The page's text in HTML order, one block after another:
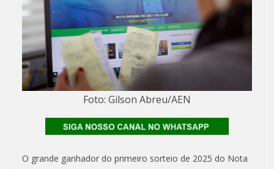
Foto: Gilson Abreu/AEN
O grande ganhador do primeiro sorteio de 2025 do Nota